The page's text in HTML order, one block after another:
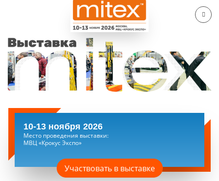
10-13 ноября 2026
Место проведения выставки:
МВЦ «Крокус Экспо»
Участвовать в выставке